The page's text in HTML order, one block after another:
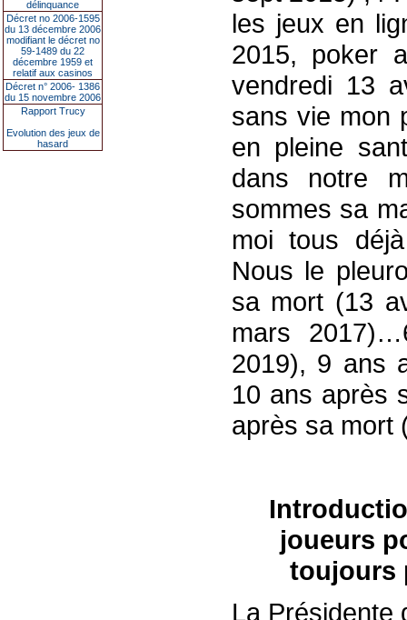
délinquance
Décret no 2006-1595
du 13 décembre 2006
modifiant le décret no
59-1489 du 22
décembre 1959 et
relatif aux casinos
Décret n° 2006- 1386
du 15 novembre 2006
Rapport Trucy
Evolution des jeux de
hasard
les jeux en
2015, poker
vendredi 13
sans vie mon
en pleine
dans notre
sommes sa
moi tous
Nous le
sa mort (13
mars
2019), 9 ans
10 ans après
après sa mort
joueurs
toujours
La Présidente